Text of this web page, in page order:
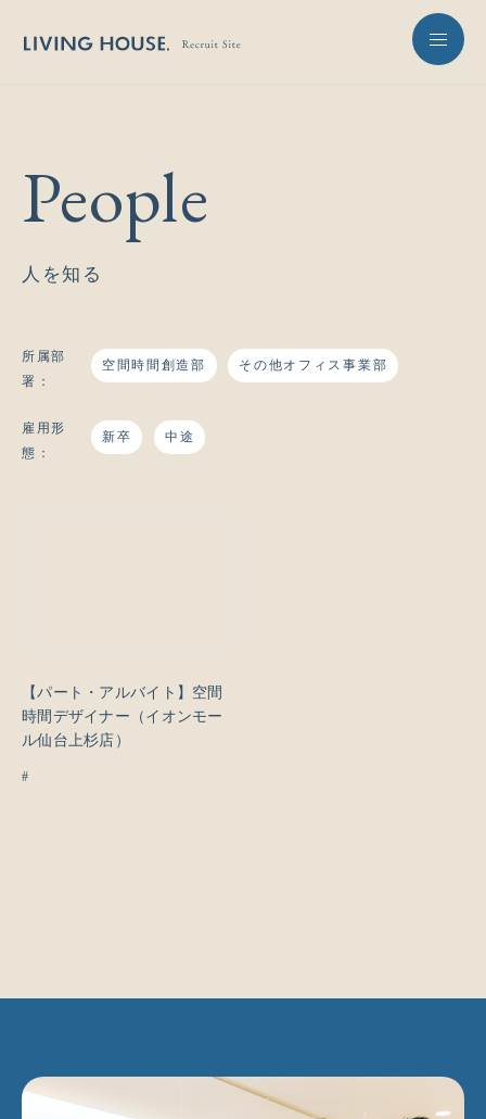
People
人を知る
所属部
署：
空間時間創造部 その他オフィス事業部
雇用形
態：
新卒 中途
【パート・アルバイト】空間
時間デザイナー（イオンモー
ル仙台上杉店）
#